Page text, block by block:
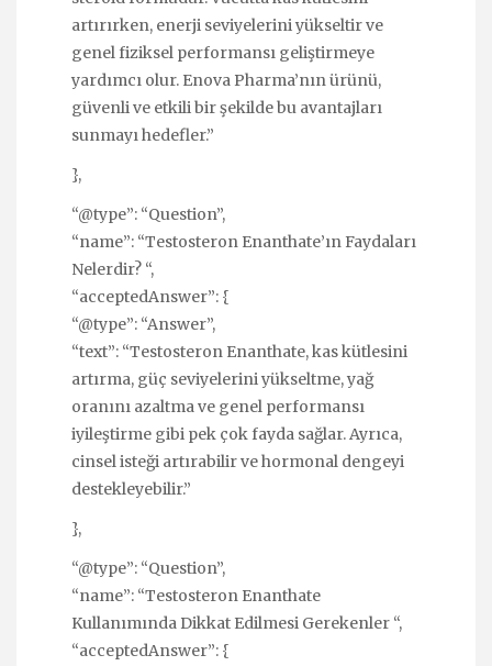
artırırken, enerji seviyelerini yükseltir ve
genel fiziksel performansı geliştirmeye
yardımcı olur. Enova Pharma’nın ürünü,
güvenli ve etkili bir şekilde bu avantajları
sunmayı hedefler.”
},
“@type”: “Question”,
“name”: “Testosteron Enanthate’ın Faydaları
Nelerdir? “,
“acceptedAnswer”: {
“@type”: “Answer”,
“text”: “Testosteron Enanthate, kas kütlesini
artırma, güç seviyelerini yükseltme, yağ
oranını azaltma ve genel performansı
iyileştirme gibi pek çok fayda sağlar. Ayrıca,
cinsel isteği artırabilir ve hormonal dengeyi
destekleyebilir.”
},
“@type”: “Question”,
“name”: “Testosteron Enanthate
Kullanımında Dikkat Edilmesi Gerekenler “,
“acceptedAnswer”: {